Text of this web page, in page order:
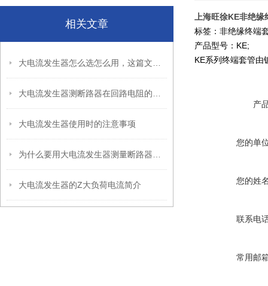
相关文章
大电流发生器使用时的注意事项
大电流发生器的Z大负荷电流简介
上海旺徐KE非绝
标签：非绝缘终端
产品型号：KE;
KE系列终端套管由
产
您的单
您的姓
联系电
常用邮